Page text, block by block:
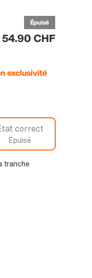
Épuisé
54.90 CHF
exclusivité
correct
Épuisé
tranche